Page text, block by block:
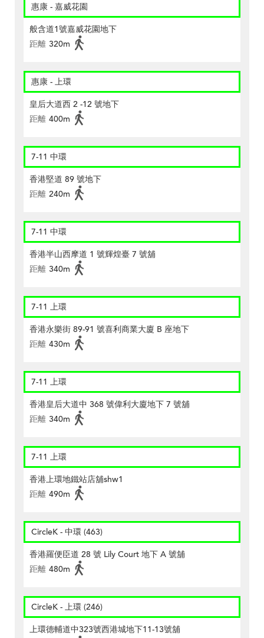
惠康 - 嘉威花園
般含道1號嘉威花園地下
距離 320m
惠康 - 上環
皇后大道西 2 -12 號地下
距離 400m
7-11 中環
香港堅道 89 號地下
距離 240m
7-11 中環
香港半山西摩道 1 號輝煌臺 7 號舖
距離 340m
7-11 上環
香港永樂街 89-91 號喜利商業大廈 B 座地下
距離 430m
7-11 上環
香港皇后大道中 368 號偉利大廈地下 7 號舖
距離 340m
7-11 上環
香港上環地鐵站店舖shw1
距離 490m
CircleK - 中環 (463)
香港羅便臣道 28 號 Lily Court 地下 A 號舖
距離 480m
CircleK - 上環 (246)
上環德輔道中323號西港城地下11-13號舖